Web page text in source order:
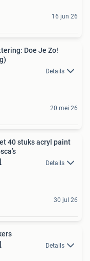
16 jun 26
Doe Je Zo!
Details
20 mei 26
40 stuks acryl paint
Details
30 jul 26
Details